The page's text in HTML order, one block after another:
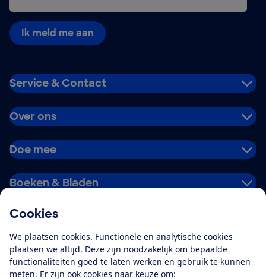
Cookies
We plaatsen cookies. Functionele en analytische cookies
plaatsen we altijd. Deze zijn noodzakelijk om bepaalde
functionaliteiten goed te laten werken en gebruik te kunnen
meten. Er zijn ook cookies naar keuze om:
Ik meld me aan
Service & Contact
Over ons
Doe mee
Boeken & Bladen
Alles over de